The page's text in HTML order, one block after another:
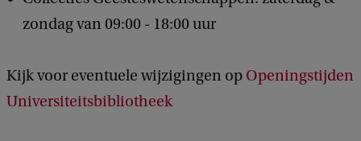
zondag van 09:00 - 18:00 uur
Kijk voor eventuele wijzigingen op Openingstijden
Universiteitsbibliotheek